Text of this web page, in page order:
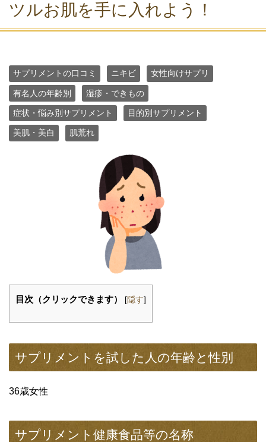
ツルお肌を手に入れよう！
サプリメントの口コミ ニキビ 女性向けサプリ
有名人の年齢別 湿疹・できもの
症状・悩み別サプリメント 目的別サプリメント
美肌・美白 肌荒れ
目次（クリックできます） [隠す]
サプリメントを試した人の年齢と性別
36歳女性
サプリメント健康食品等の名称